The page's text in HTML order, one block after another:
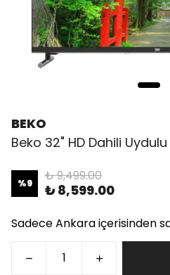
BEKO
Beko 32" HD Dahili
%9 ₺ 9,499.00
₺ 8,599.00
Sadece Ankara içerisinden